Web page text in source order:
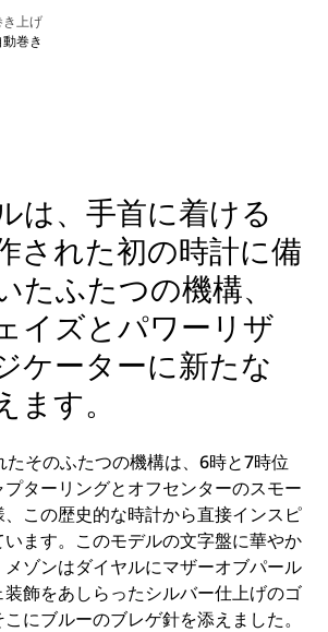
き上げ
動巻き
は、手首に着ける
された初の時計に備
たふたつの機構、
イズとパワーリザ
ケーターに新たな
ます。
たそのふたつの機構は、6時と7時位
ターリングとオフセンターのスモー
この歴史的な時計から直接インスピ
ます。このモデルの文字盤に華やか
ゾンはダイヤルにマザーオブパール
飾をあしらったシルバー仕上げのゴ
にブルーのブレゲ針を添えました。